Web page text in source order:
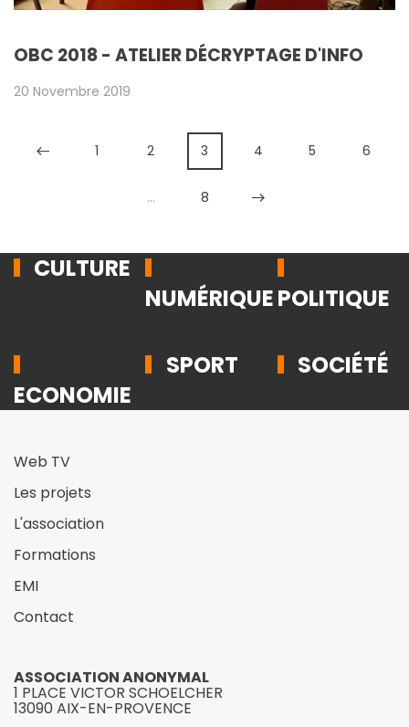
OBC 2018 - ATELIER DÉCRYPTAGE D'INFO
20 Novembre 2019
1 2 3 4 5 6
… 8
CULTURE
NUMÉRIQUEPOLITIQUE
ECONOMIE
SPORT SOCIÉTÉ
Web TV
Les projets
L'association
Formations
EMI
Contact
ASSOCIATION ANONYMAL
1 PLACE VICTOR SCHOELCHER
13090 AIX-EN-PROVENCE